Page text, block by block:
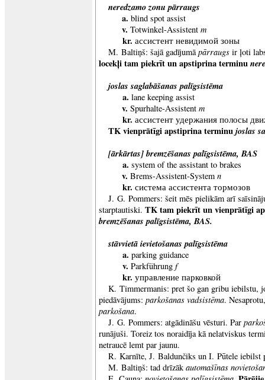
neredzamo zonu pārraugs
a. blind spot assist
v. Totwinkel-Assistent m
kr. ассистент невидимой зоны
M. Baltiņš: šajā gadījumāpārraugs ir ļoti
locekļi tam piekrīt un apstiprina terminu
joslas saglabāšanas palīgsistēma
a. lane keeping assist
v. Spurhalte-Assistent m
kr. ассистент удержания полосы
TK vienprātīgi apstiprina terminujoslas
[ārkārtas] bremzēšanas palīgsistēma, BAS
a. system of the assistant to brakes
v. Brems-Assistent-System n
kr. система ассистента тормозов
J. G. Pommers: šeit mēs pielikām arī
starptautiski. TK tam piekrīt un vienprātīgi
bremzēšanas palīgsistēma, BAS.
stāvvietā ievietošanas palīgsistēma
a. parking guidance
v. Parkführung f
kr. управление парковкой
K. Timmermanis: pret šo gan gribu iebilstu,
piedāvājums: parkošanas vadsistēma.
parkošana.
J. G. Pommers: atgādināšu vēsturi. Par
runājuši. Toreiz tos noraidīja kā nelatviskus
netraucē lemt par jaunu.
R. Karnīte, J. Baldunčiks un I. Pūtele iebilst
M. Baltiņš: tad drīzāk automašīnas